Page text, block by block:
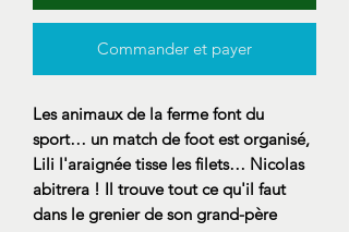
Commander et payer
Les animaux de la ferme font du
sport… un match de foot est organisé,
Lili l'araignée tisse les filets… Nicolas
abitrera ! Il trouve tout ce qu'il faut
dans le grenier de son grand-père